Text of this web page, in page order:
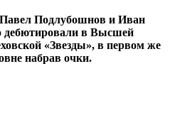
Подлубошнов и Иван
дебютировали в Высшей
«Звезды», в первом же
набрав очки.